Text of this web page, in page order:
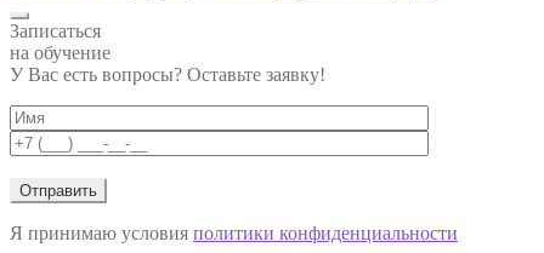
Записаться
на обучение
У Вас есть вопросы? Оставьте заявку!
Я принимаю условия политики конфиденциальности